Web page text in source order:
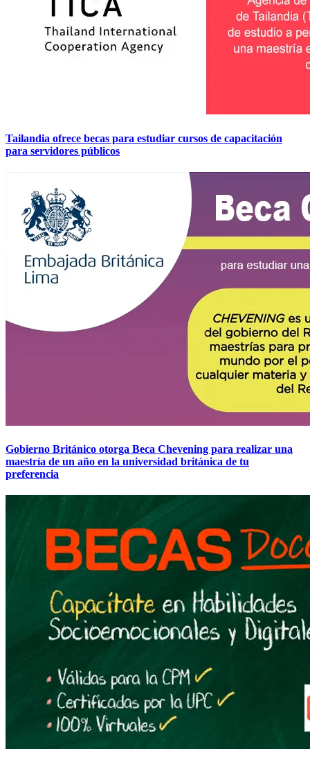
Tailandia ofrece becas para estudiar cursos de capacitación
para servidores públicos
Gobierno Británico otorga Beca Chevening para realizar una
maestría de un año en la universidad británica de tu
preferencia